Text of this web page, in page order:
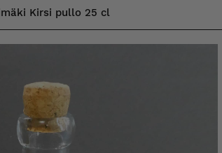
Kirsi pullo 25 cl